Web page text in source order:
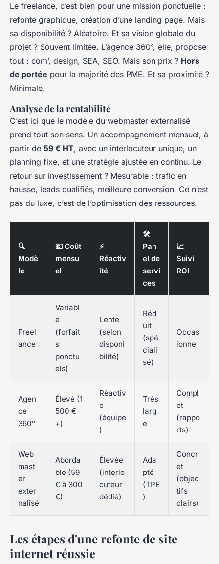
Le freelance, c’est bien pour une mission ponctuelle :
refonte graphique, création d’une landing page. Mais
sa disponibilité ? Aléatoire. Et sa vision globale du
projet ? Souvent limitée. L’agence 360°, elle, propose
tout : com’, design, SEA, SEO. Mais son prix ? Hors
de portée pour la majorité des PME. Et sa proximité ?
Minimale.
Analyse de la rentabilité
C’est ici que le modèle du webmaster externalisé
prend tout son sens. Un accompagnement mensuel, à
partir de 59 € HT, avec un interlocuteur unique, un
planning fixe, et une stratégie ajustée en continu. Le
retour sur investissement ? Mesurable : trafic en
hausse, leads qualifiés, meilleure conversion. Ce n’est
pas du luxe, c’est de l’optimisation des ressources.
🔍
Modè
le
💶 Coût
mensu
el
⚡
Réactiv
ité
🛠️
Pan
el de
servi
ces
📈
Suivi
ROI
Freel
ance
Variabl
e
(forfait
s
ponctu
els)
Lente
(selon
disponi
bilité)
Réd
uit
(spé
ciali
sé)
Occas
ionnel
Agen
ce
360°
Élevé (1
500 €
+)
Réactiv
e
(équipe
)
Très
larg
e
Compl
et
(rappo
rts)
Web
mast
er
exter
nalisé
Aborda
ble (59
€ à 300
€)
Élevée
(interlo
cuteur
dédié)
Ada
pté
(TPE
)
Concr
et
(objec
tifs
clairs)
Les étapes d'une refonte de site
internet réussie